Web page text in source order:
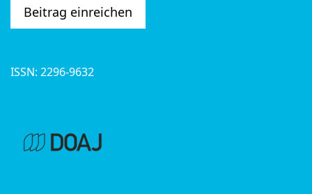
Beitrag einreichen
ISSN: 2296-9632